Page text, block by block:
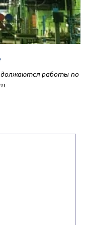
работы по